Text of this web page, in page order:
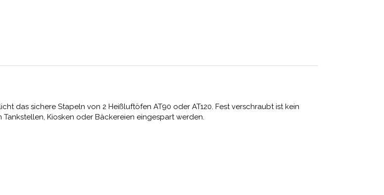
das sichere Stapeln von 2 Heißluftöfen AT90 oder AT120. Fest verschraubt ist kein
Kiosken oder Bäckereien eingespart werden.